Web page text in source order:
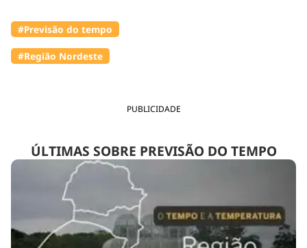
PUBLICIDADE
ÚLTIMAS SOBRE PREVISÃO DO TEMPO
#Previsão do tempo
#Região Nordeste